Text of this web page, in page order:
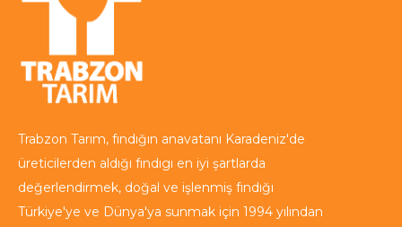
Trabzon Tarım, fındığın anavatanı Karadeniz'de
üreticilerden aldığı fındıgı en iyi şartlarda
değerlendirmek, doğal ve işlenmiş fındığı
Türkiye'ye ve Dünya'ya sunmak için 1994 yılından